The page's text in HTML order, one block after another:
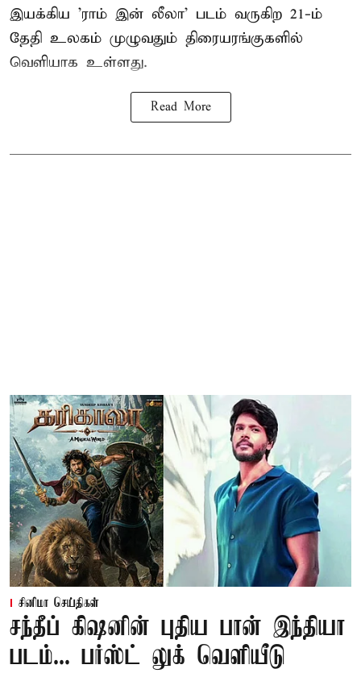
இயக்கிய 'ராம் இன் லீலா' படம் வருகிற 21-ம்
தேதி உலகம் முழுவதும் திரையரங்குகளில்
வெளியாக உள்ளது.
Read More
சினிமா செய்திகள்
சந்தீப் கிஷனின் புதிய பான் இந்தியா
படம்... பர்ஸ்ட் லுக் வெளியீடு